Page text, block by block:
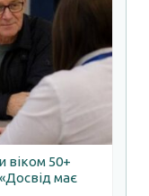
віком 50+
має